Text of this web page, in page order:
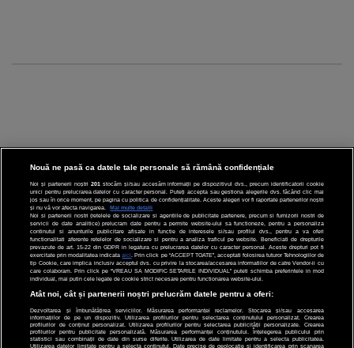
CINEMA
DIVERTISMENT
STIRI
TEHNOLOGIE
SPORT
JOBURI PRO
Nouă ne pasă ca datele tale personale să rămână confidențiale
Noi și partenerii noștri 201 stocăm și/sau accesăm informații pe dispozitivul dvs., precum identificatorii cookie
unici pentru prelucrarea datelor cu caracter personal. Puteți accepta sau gestiona alegerile dvs. făcând clic mai
jos sau în orice moment, pe pagina cu politica de confidențialitate. Aceste alegeri vor fi raportate partenerilor noștri
și nu vă vor afecta navigarea.
Mai multe detalii
Noi si partenerii nostri (retelele de socializare si agentiile de publicitate partenere, precum si furnizorii nostri de
servicii de date analitice) prelucram date pentru a permite website-ului sa functioneze, pentru a personaliza
continutul si anunturile publicitare afisate in functie de interesele si/sau profilul dvs., pentru a va oferi
functionalitati aferente retelelor de socializare si pentru a analiza traficul pe website. Beneficiati de drepturile
prevazute de art. 15-22 din GDPR in legatura cu prelucrarea datelor cu caracter personal. Aceste drepturi pot fi
exercitate prin modalitatea indicataaici . Prin click pe “ACCEPT TOATE”, acceptati folosirea tuturor Tehnologiilor de
tip Cookie, care implica inclusiv acceptul dvs. cu privire la stocarea/accesarea informatiilor de catre Vendor-ii cu
care colaboram. Prin click pe “VREAU SA MODIFIC SETARILE INDIVIDUAL” puteti schimba preferintele in mod
individual, mai putin cele legate de cookie strict necesare pentru functionarea website-ului.
Atât noi, cât și partenerii noștri prelucrăm datele pentru a oferi:
Dezvoltarea și îmbunătățirea serviciilor. Măsurarea performanței reclamelor. Stocarea și/sau accesarea
informațiilor de pe un dispozitiv. Utilizarea profilurilor pentru selectarea conținutului personalizat. Crearea
profilurilor de conținut personalizat. Utilizarea profilurilor pentru selectarea publicității personalizate. Crearea
profilurilor pentru publicitate personalizată. Măsurarea performanței conținutului. Înțelegerea publicului prin
statistici sau combinații de date din surse diferite. Utilizarea de date limitate pentru a selecta publicitatea.
Utilizarea datelor limitate pentru a selecta conținutul. Date precise de geolocație și identificarea prin scanarea